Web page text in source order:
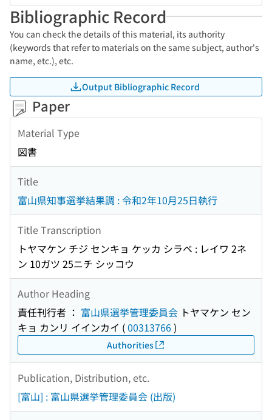
Bibliographic Record
You can check the details of this material, its authority
(keywords that refer to materials on the same subject, author's
name, etc.), etc.
Output Bibliographic Record
Paper
Material Type
図書
Title
富山県知事選挙結果調 : 令和2年10月25日執行
Title Transcription
トヤマケン チジ センキョ ケッカ シラベ : レイワ 2ネ
ン 10ガツ 25ニチ シッコウ
Author Heading
責任刊行者 ： 富山県選挙管理委員会 トヤマケン セン
キョ カンリ イインカイ (00313766)
Authorities
Publication, Distribution, etc.
[富山] : 富山県選挙管理委員会 (出版)